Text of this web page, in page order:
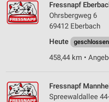
Fressnapf
Ohrsbergweg 6
69412 Eberbach
Heute
geschlossen
458,44 km •
Fressnapf
Spreewaldallee
Erstellung von Profilen für
Werbung
personalisierter Werbung
Erstellung von Profilen zur
Verwendung von Profilen zur
personalisierter Inhalte